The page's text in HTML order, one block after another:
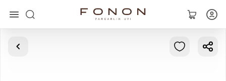
Главная